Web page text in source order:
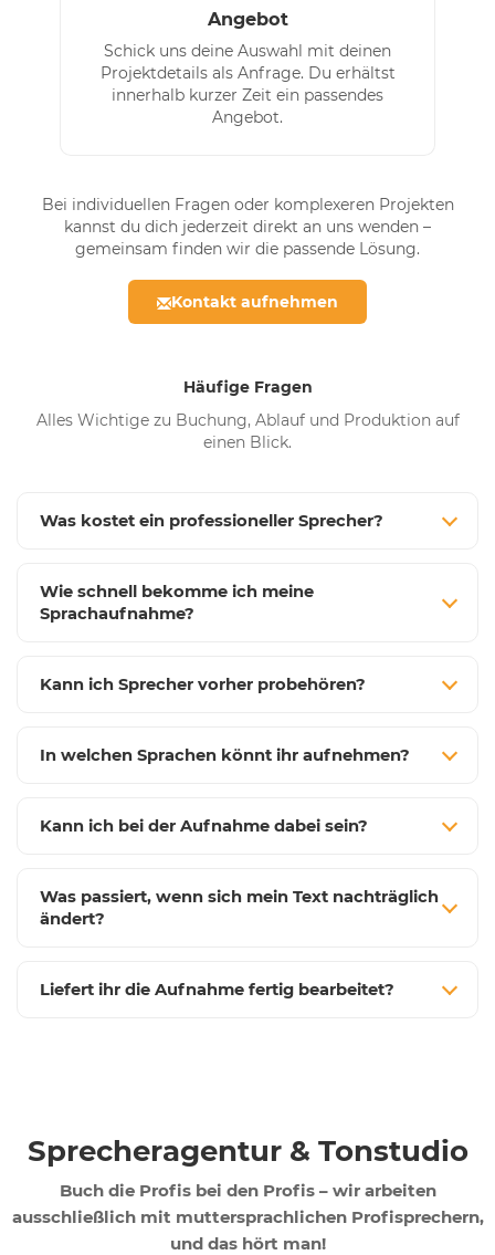
Angebot
Schick uns deine Auswahl mit deinen
Projektdetails als Anfrage. Du erhältst
innerhalb kurzer Zeit ein passendes
Angebot.
Bei individuellen Fragen oder komplexeren Projekten
kannst du dich jederzeit direkt an uns wenden –
gemeinsam finden wir die passende Lösung.
Kontakt aufnehmen
Häufige Fragen
Alles Wichtige zu Buchung, Ablauf und Produktion auf
einen Blick.
Was kostet ein professioneller Sprecher?
Wie schnell bekomme ich meine
Sprachaufnahme?
Kann ich Sprecher vorher probehören?
In welchen Sprachen könnt ihr aufnehmen?
Kann ich bei der Aufnahme dabei sein?
Was passiert, wenn sich mein Text nachträglich
ändert?
Liefert ihr die Aufnahme fertig bearbeitet?
Sprecheragentur & Tonstudio
Buch die Profis bei den Profis – wir arbeiten
ausschließlich mit muttersprachlichen Profisprechern,
und das hört man!